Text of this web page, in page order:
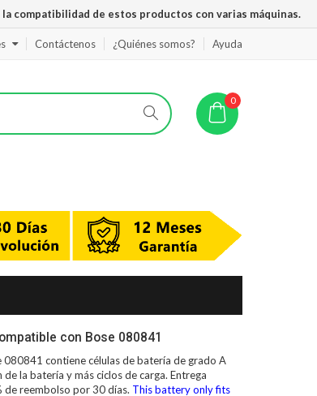
compatibilidad de estos productos con varias máquinas.
Contáctenos ¿Quiénes somos? Ayuda
0
con Bose 080841
080841 contiene células de batería de grado A
la batería y más ciclos de carga. Entrega
de reembolso por 30 días. This battery only fits